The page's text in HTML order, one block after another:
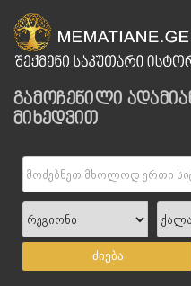
გამოჩენილი
მიხედვით
ძიება